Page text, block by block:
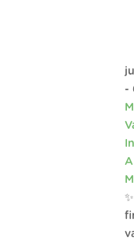
-